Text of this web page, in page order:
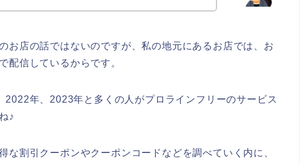
お店の話ではないのですが、私の地元にあるお店では、お
配信しているからです。
年、2023年と多くの人がプロラインフリーのサービス
♪
な割引クーポンやクーポンコードなどを調べていく内に、